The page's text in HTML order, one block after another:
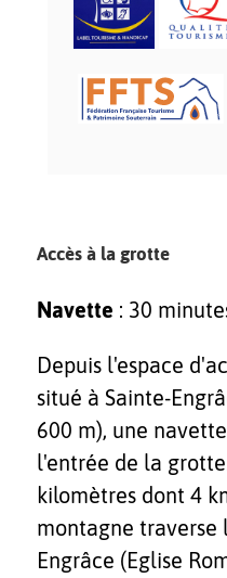
Accès à la grotte
Navette : 30
Depuis l'espace
situé à Sainte-
600 m), une
l'entrée de la
kilomètres dont 4
montagne traverse
Engrâce (Eglise